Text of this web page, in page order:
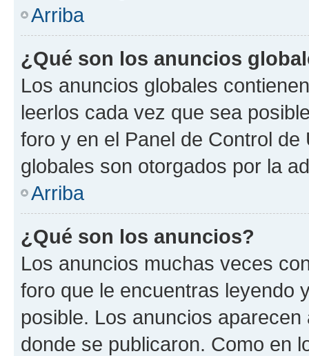
Arriba
¿Qué son los anuncios
Los anuncios globales
leerlos cada vez que sea
foro y en el Panel de Control
globales son otorgados por la
Arriba
¿Qué son los anuncios?
Los anuncios muchas veces
foro que le encuentras leyendo
posible. Los anuncios
donde se publicaron. Como en